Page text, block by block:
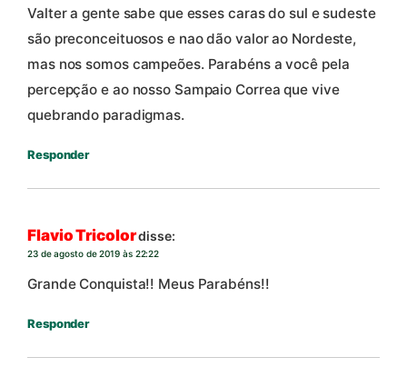
Valter a gente sabe que esses caras do sul e sudeste
são preconceituosos e nao dão valor ao Nordeste,
mas nos somos campeões. Parabéns a você pela
percepção e ao nosso Sampaio Correa que vive
quebrando paradigmas.
Responder
Flavio Tricolordisse:
23 de agosto de 2019 às 22:22
Grande Conquista!! Meus Parabéns!!
Responder